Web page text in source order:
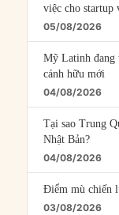
việc cho startup
05/08/2026
Mỹ Latinh đang
cánh hữu mới
04/08/2026
Tại sao Trung
Nhật Bản?
04/08/2026
Điểm mù chiến
03/08/2026